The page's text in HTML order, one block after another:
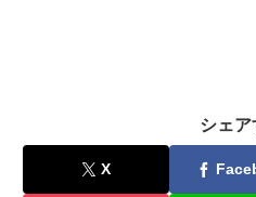
シェア
X